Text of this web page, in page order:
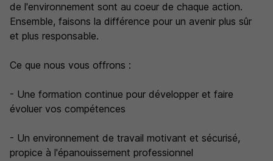
de l'environnement sont au coeur de chaque action.
Ensemble, faisons la différence pour un avenir plus sûr
et plus responsable.
Ce que nous vous offrons :
- Une formation continue pour développer et faire
évoluer vos compétences
- Un environnement de travail motivant et sécurisé,
propice à l'épanouissement professionnel